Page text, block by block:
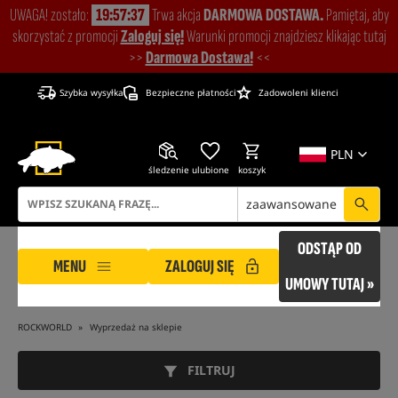
UWAGA! zostało: 19:57:36 Trwa akcjaDARMOWA DOSTAWA.Pamiętaj, aby
skorzystać z promocjiZaloguj się!Warunki promocji znajdziesz klikając tutaj
>>Darmowa Dostawa! <<
Szybka wysyłka Bezpieczne płatności Zadowoleni klienci
PLN
śledzenie ulubione koszyk
zaawansowane
MENU ZALOGUJ SIĘ
ODSTĄP OD
UMOWY TUTAJ »
ROCKWORLD Wyprzedaż na sklepie
FILTRUJ